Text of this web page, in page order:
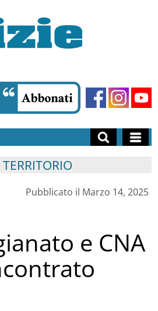
Pubblicato il Marzo 14, 2025
e CNA